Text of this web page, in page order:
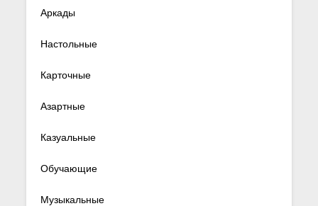
Аркады
Настольные
Карточные
Азартные
Казуальные
Обучающие
Музыкальные